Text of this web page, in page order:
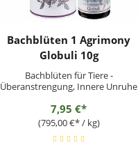
Bachblüten 1 Agrimony
Globuli 10g
Bachblüten für Tiere -
Überanstrengung, Innere Unruhe
7,95 €*
(795,00 €* / kg)